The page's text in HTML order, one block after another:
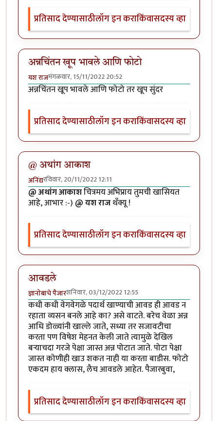
प्रतिसाद देण्यासाठीलॉग इन कराकिंवासदस्य व्हा
अन्नचिंतन खूप भावले आणि फोटो
यश राजमंगळवार, 15/11/2022 20:52
अन्नचिंतन खूप भावले आणि फोटो तर खूप सुंदर
प्रतिसाद देण्यासाठीलॉग इन कराकिंवासदस्य व्हा
@ अथांग आकाश
अनिंद्यरविवार, 20/11/2022 12:11
@ अथांग आकाशचित्रमय अभिप्राय तुमची खासियत
आहे, आभार :-) @ यश राजथँक्यू !
प्रतिसाद देण्यासाठीलॉग इन कराकिंवासदस्य व्हा
आवडले
ज्ञानोबाचे पैजारशनिवार, 03/12/2022 12:55
कधी कधी वेगवेगळे पदार्थ खाण्याची आवड ही आवड न
रहाता व्यसन बनले आहे का? असे वाटते. बरेच वेळा अन्न
आधि डोळ्यांनी खाल्ले जाते, सध्या तर सजावटीचा
करता पण विषेश मेहनत केली जाते त्यामुळे देखिल
बर्‍याचदा गरजे पेक्षा जास्त अन्न पोटात जाते. पोटा पेक्षा
जास्त कोणीही खाउ शकत नाही या करता बाडीस. फोटो
एकदम हाय क्लास, लैच आवडले आहेत. पैजारबुवा,
प्रतिसाद देण्यासाठीलॉग इन कराकिंवासदस्य व्हा